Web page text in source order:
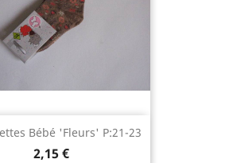
Bébé 'fleurs' P:21-23
2,15 €